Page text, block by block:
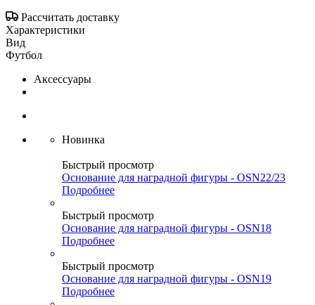
Рассчитать доставку
Характеристики
Вид
Футбол
Аксессуары
Новинка
Быстрый просмотр
Основание для наградной фигуры - OSN22/23
Подробнее
Быстрый просмотр
Основание для наградной фигуры - OSN18
Подробнее
Быстрый просмотр
Основание для наградной фигуры - OSN19
Подробнее